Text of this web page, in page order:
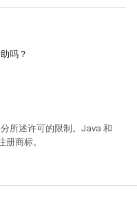
吗？
所述许可的限制。Java 和
商标。